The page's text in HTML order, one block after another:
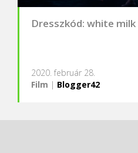
Dresszkód: white milk
2020. február 28.
Film | Blogger42